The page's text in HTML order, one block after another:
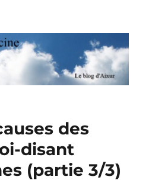
des
disant
(partie 3/3)